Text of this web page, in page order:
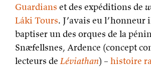
Guardians et des expéditions de
Láki Tours. J’avais eu l’honneur
baptiser un des orques de la
Snæfellsnes, Ardence (concept
lecteurs de Léviathan) – histoire